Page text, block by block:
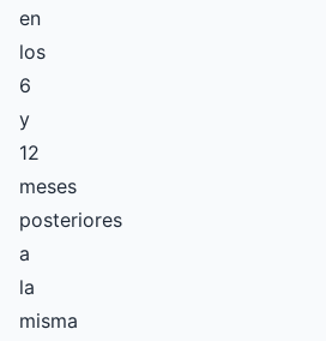
en
los
6
y
12
meses
posteriores
a
la
misma